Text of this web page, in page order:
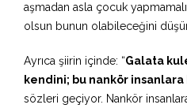
aşmadan asla çocuk
olsun bunun olabileceğini
Ayrıca şiirin içinde: “Galata
kendini; bu nankör
sözleri geçiyor. Nankör